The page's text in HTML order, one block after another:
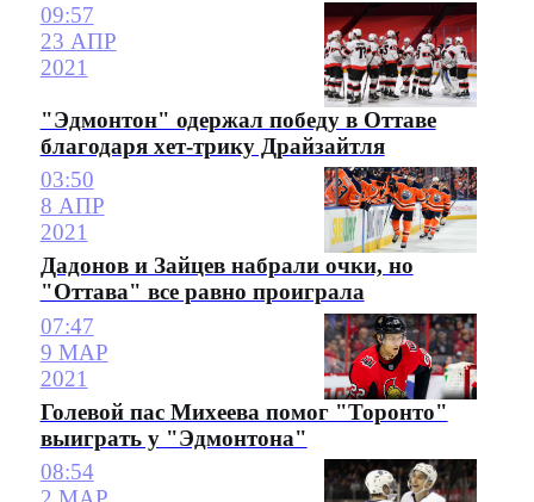
09:57
23 АПР
2021
"Эдмонтон" одержал победу в Оттаве
благодаря хет-трику Драйзайтля
03:50
8 АПР
2021
Дадонов и Зайцев набрали очки, но
"Оттава" все равно проиграла
07:47
9 МАР
2021
Голевой пас Михеева помог "Торонто"
выиграть у "Эдмонтона"
08:54